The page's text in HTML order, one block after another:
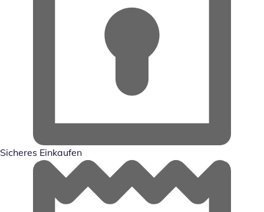
Sicheres Einkaufen